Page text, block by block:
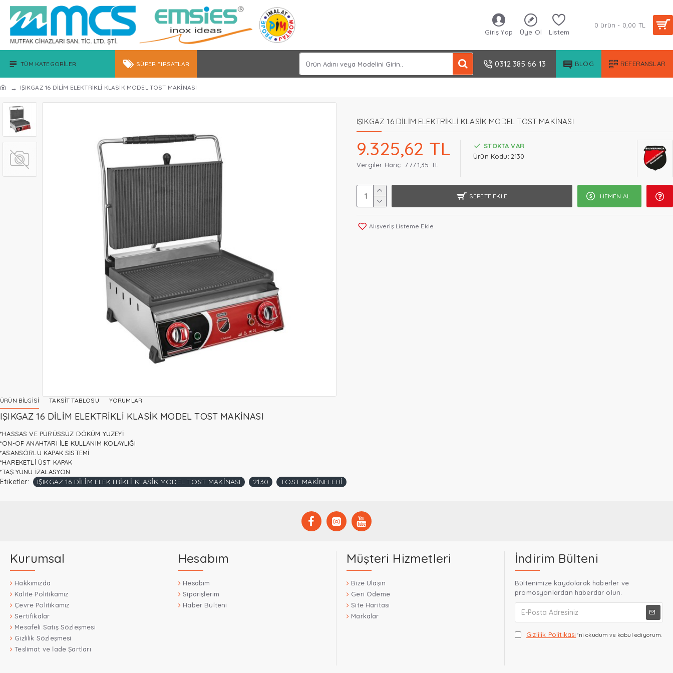
Giriş Yap Üye Ol Listem
0 ürün - 0,00 TL
TÜM KATEGORILER SÜPER FIRSATLAR 0312 385 66 13 BLOG REFERANSLAR
IŞIKGAZ 16 DİLİM ELEKTRİKLİ KLASİK MODEL TOST MAKİNASI
IŞIKGAZ 16 DİLİM ELEKTRİKLİ KLASİK MODEL TOST MAKİNASI
9.325,62 TL
Vergiler Hariç: 7.771,35 TL
STOKTA VAR
Ürün Kodu: 2130
SEPETE EKLE HEMEN AL
Alışveriş Listeme Ekle
ÜRÜN BILGISI TAKSIT TABLOSU YORUMLAR
IŞIKGAZ 16 DİLİM ELEKTRİKLİ KLASİK MODEL TOST MAKİNASI
*HASSAS VE PÜRÜSSÜZ DÖKÜM YÜZEYİ
*ON-OF ANAHTARI İLE KULLANIM KOLAYLIĞI
*ASANSÖRLÜ KAPAK SİSTEMİ
*HAREKETLİ ÜST KAPAK
*TAŞ YÜNÜ İZALASYON
Etiketler: IŞIKGAZ 16 DİLİM ELEKTRİKLİ KLASİK MODEL TOST MAKİNASI 2130 TOST MAKİNELERİ
Kurumsal
Hakkımızda
Kalite Politikamız
Çevre Politikamız
Sertifikalar
Mesafeli Satış Sözleşmesi
Gizlilik Sözleşmesi
Teslimat ve İade Şartları
Hesabım
Hesabım
Siparişlerim
Haber Bülteni
Müşteri Hizmetleri
Bize Ulaşın
Geri Ödeme
Site Haritası
Markalar
İndirim Bülteni
Bültenimize kaydolarak haberler ve
promosyonlardan haberdar olun.
Gizlilik Politikası 'ni okudum ve kabul ediyorum.